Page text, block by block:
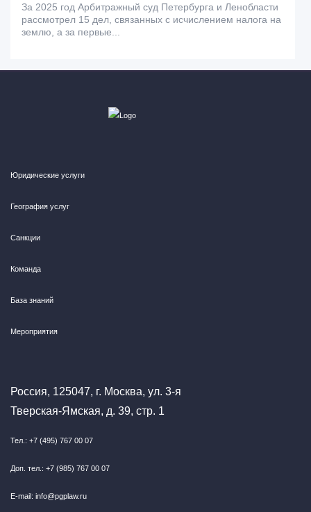
За 2025 год Арбитражный суд Петербурга и Ленобласти
рассмотрел 15 дел, связанных с исчислением налога на
землю, а за первые...
Юридические услуги
География услуг
Санкции
Команда
База знаний
Мероприятия
Россия, 125047, г. Москва, ул. 3-я
Тверская-Ямская, д. 39, стр. 1
Тел.: +7 (495) 767 00 07
Доп. тел.: +7 (985) 767 00 07
E-mail: info@pgplaw.ru